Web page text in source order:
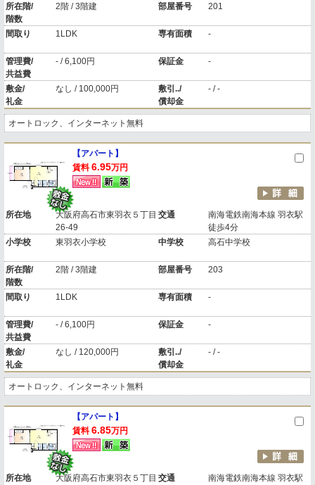
所在階/
階数
2階 / 3階建 部屋番号 201
間取り 1LDK 専有面積 -
管理費/
共益費
- / 6,100円 保証金 -
敷金/
礼金
なし / 100,000円
敷引../
償却金
- / -
オートロック、インターネット無料
【アパート】
賃料 6.95万円
所在地
大阪府高石市東羽衣５丁目
26-49
交通
南海電鉄南海本線 羽衣駅
徒歩4分
小学校
東羽衣小学校 中学校 高石中学校
所在階/
階数
2階 / 3階建 部屋番号 203
間取り 1LDK 専有面積 -
管理費/
共益費
- / 6,100円 保証金 -
敷金/
礼金
なし / 120,000円
敷引../
償却金
- / -
オートロック、インターネット無料
【アパート】
賃料 6.85万円
所在地
大阪府高石市東羽衣５丁目 交通
南海電鉄南海本線 羽衣駅